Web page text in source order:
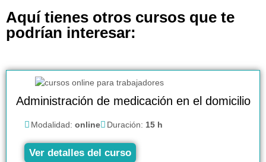
Aquí tienes otros cursos que te
podrían interesar:
Administración de medicación en el domicilio
Modalidad: online Duración: 15 h
Ver detalles del curso